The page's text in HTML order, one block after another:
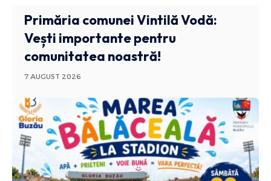
Primăria comunei Vintilă Vodă:
Vești importante pentru
comunitatea noastră!
7 AUGUST 2026